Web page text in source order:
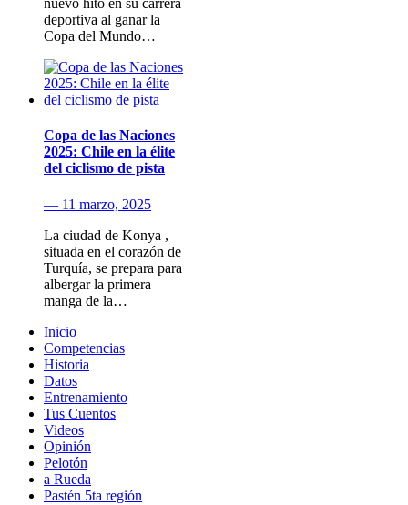
nuevo hito en su carrera
deportiva al ganar la
Copa del Mundo…
Copa de las Naciones
2025: Chile en la élite
del ciclismo de pista
— 11 marzo, 2025
La ciudad de Konya ,
situada en el corazón de
Turquía, se prepara para
albergar la primera
manga de la…
Inicio
Competencias
Historia
Datos
Entrenamiento
Tus Cuentos
Videos
Opinión
Pelotón
a Rueda
Pastén 5ta región